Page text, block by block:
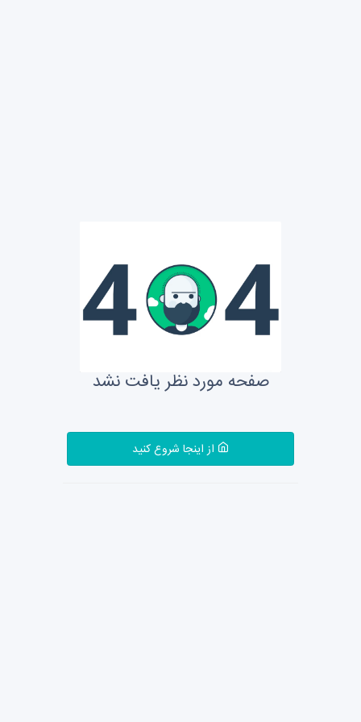
صفحه مورد نظر یافت نشد
از اینجا شروع کنید